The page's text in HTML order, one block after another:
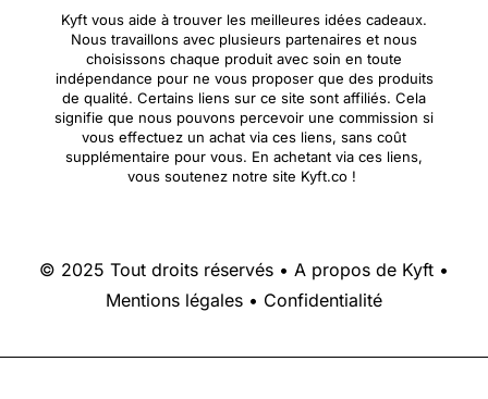
Kyft vous aide à trouver les meilleures idées cadeaux.
Nous travaillons avec plusieurs partenaires et nous
choisissons chaque produit avec soin en toute
indépendance pour ne vous proposer que des produits
de qualité. Certains liens sur ce site sont affiliés. Cela
signifie que nous pouvons percevoir une commission si
vous effectuez un achat via ces liens, sans coût
supplémentaire pour vous. En achetant via ces liens,
vous soutenez notre site Kyft.co !
© 2025 Tout droits réservés • A propos de Kyft •
Mentions légales • Confidentialité